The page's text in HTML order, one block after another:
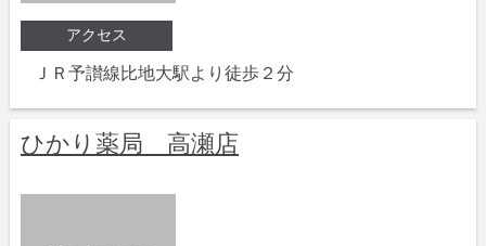
アクセス
ＪＲ予讃線比地大駅より徒歩２分
ひかり薬局 高瀬店